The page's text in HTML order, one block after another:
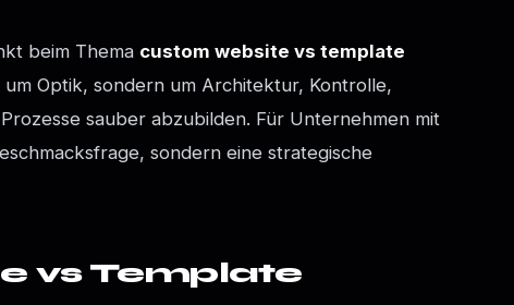
beim Thema custom website vs template
um Optik, sondern um Architektur, Kontrolle,
sauber abzubilden. Für Unternehmen mit
sondern eine strategische
vs Template